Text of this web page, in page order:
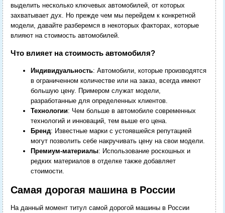
выделить несколько ключевых автомобилей, от которых
захватывает дух. Но прежде чем мы перейдем к конкретной
модели, давайте разберемся в некоторых факторах, которые
влияют на стоимость автомобилей.
Что влияет на стоимость автомобиля?
Индивидуальность: Автомобили, которые производятся
в ограниченном количестве или на заказ, всегда имеют
большую цену. Примером служат модели,
разработанные для определенных клиентов.
Технологии: Чем больше в автомобиле современных
технологий и инноваций, тем выше его цена.
Бренд: Известные марки с устоявшейся репутацией
могут позволить себе накручивать цену на свои модели.
Премиум-материалы: Использование роскошных и
редких материалов в отделке также добавляет
стоимости.
Самая дорогая машина в России
На данный момент титул самой дорогой машины в России